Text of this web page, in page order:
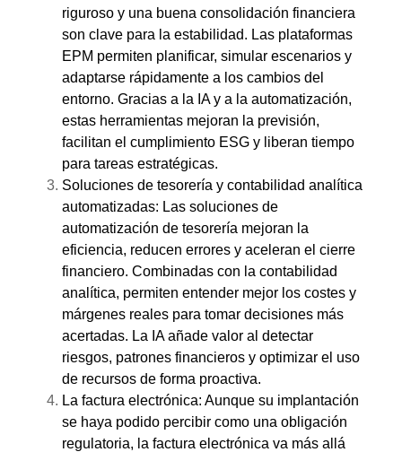
riguroso y una buena consolidación financiera
son clave para la estabilidad. Las plataformas
EPM permiten planificar, simular escenarios y
adaptarse rápidamente a los cambios del
entorno. Gracias a la IA y a la automatización,
estas herramientas mejoran la previsión,
facilitan el cumplimiento ESG y liberan tiempo
para tareas estratégicas.
Soluciones de tesorería y contabilidad analítica
automatizadas: Las soluciones de
automatización de tesorería mejoran la
eficiencia, reducen errores y aceleran el cierre
financiero. Combinadas con la contabilidad
analítica, permiten entender mejor los costes y
márgenes reales para tomar decisiones más
acertadas. La IA añade valor al detectar
riesgos, patrones financieros y optimizar el uso
de recursos de forma proactiva.
La factura electrónica: Aunque su implantación
se haya podido percibir como una obligación
regulatoria, la factura electrónica va más allá